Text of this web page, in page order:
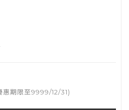
惠期限至9999/12/31)